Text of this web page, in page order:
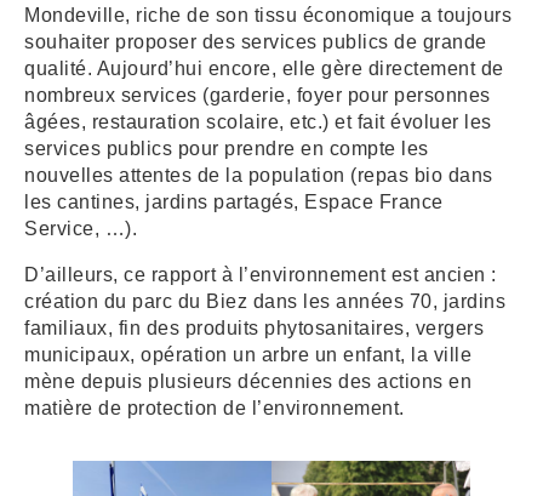
Mondeville, riche de son tissu économique a toujours
souhaiter proposer des services publics de grande
qualité. Aujourd’hui encore, elle gère directement de
nombreux services (garderie, foyer pour personnes
âgées, restauration scolaire, etc.) et fait évoluer les
services publics pour prendre en compte les
nouvelles attentes de la population (repas bio dans
les cantines, jardins partagés, Espace France
Service, …).
D’ailleurs, ce rapport à l’environnement est ancien :
création du parc du Biez dans les années 70, jardins
familiaux, fin des produits phytosanitaires, vergers
municipaux, opération un arbre un enfant, la ville
mène depuis plusieurs décennies des actions en
matière de protection de l’environnement.